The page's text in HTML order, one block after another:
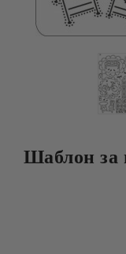
Шаблон за